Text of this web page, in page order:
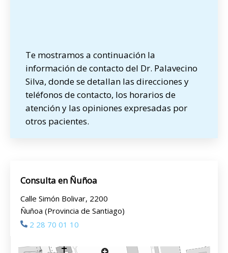
Te mostramos a continuación la
información de contacto del Dr. Palavecino
Silva, donde se detallan las direcciones y
teléfonos de contacto, los horarios de
atención y las opiniones expresadas por
otros pacientes.
Consulta en Ñuñoa
Calle Simón Bolivar, 2200
Ñuñoa (Provincia de Santiago)
2 28 70 01 10